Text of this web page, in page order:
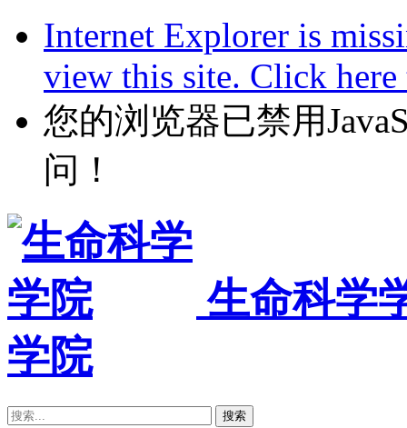
Internet Explorer is
view this site. Click
您的浏览器已禁用
问！
生命科学
学院
搜索